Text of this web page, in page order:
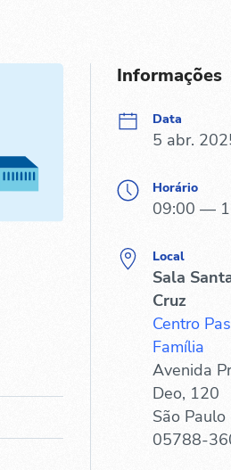
Informações
Data
5 abr.
Horário
09:00 —
Local
Sala
Cruz
Centro
Família
Avenida
Deo, 120
São
05788-